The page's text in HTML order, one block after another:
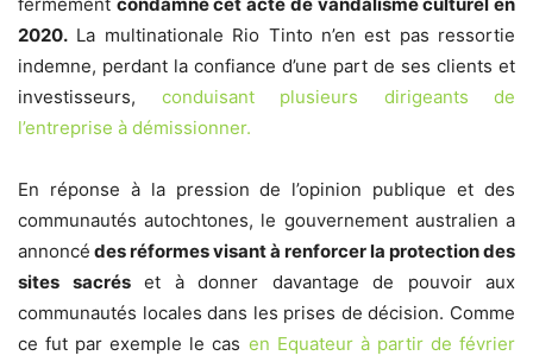
2020. La multinationale Rio Tinto n’en est pas ressortie
indemne, perdant la confiance d’une part de ses clients et
investisseurs, conduisant plusieurs dirigeants de
l’entreprise à démissionner.
En réponse à la pression de l’opinion publique et des
communautés autochtones, le gouvernement australien a
annoncé des réformes visant à renforcer la protection des
sites sacréset à donner davantage de pouvoir aux
communautés locales dans les prises de décision. Comme
ce fut par exemple le cas en Equateur à partir de février